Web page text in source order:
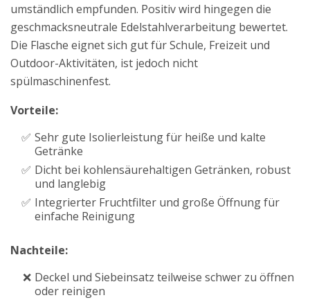
umständlich empfunden. Positiv wird hingegen die
geschmacksneutrale Edelstahlverarbeitung bewertet.
Die Flasche eignet sich gut für Schule, Freizeit und
Outdoor-Aktivitäten, ist jedoch nicht
spülmaschinenfest.
Vorteile:
Sehr gute Isolierleistung für heiße und kalte
Getränke
Dicht bei kohlensäurehaltigen Getränken, robust
und langlebig
Integrierter Fruchtfilter und große Öffnung für
einfache Reinigung
Nachteile:
Deckel und Siebeinsatz teilweise schwer zu öffnen
oder reinigen